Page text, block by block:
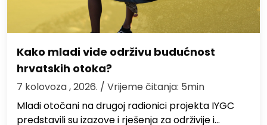
Kako mladi vide održivu budućnost
hrvatskih otoka?
7 kolovoza , 2026. / Vrijeme čitanja: 5min
Mladi otočani na drugoj radionici projekta IYGC
predstavili su izazove i rješenja za održivije i…